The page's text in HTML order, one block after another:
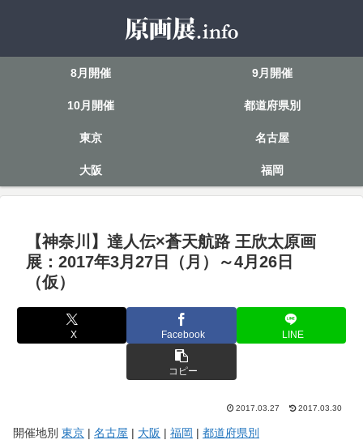
8月開催 9月開催
10月開催 都道府県別
東京 名古屋
大阪 福岡
【神奈川】達人伝×蒼天航路 王欣太原画
展：2017年3月27日（月）～4月26日
（仮）
X Facebook LINE
コピー
2017.03.27 2017.03.30
開催地別 東京 | 名古屋 | 大阪 | 福岡 | 都道府県別